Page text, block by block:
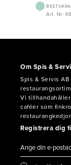
Art. Nr:
Om Spis &
Spis & Servis
Vi
caféer som
restaurangkedjor.
Registrera dig